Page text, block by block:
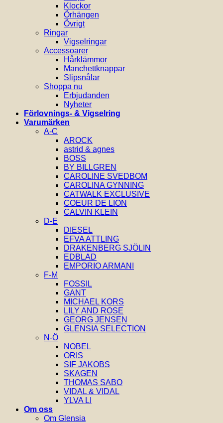
Klockor
Örhängen
Övrigt
Ringar
Vigselringar
Accessoarer
Hårklämmor
Manchettknappar
Slipsnålar
Shoppa nu
Erbjudanden
Nyheter
Förlovnings- & Vigselring
Varumärken
A-C
AROCK
astrid & agnes
BOSS
BY BILLGREN
CAROLINE SVEDBOM
CAROLINA GYNNING
CATWALK EXCLUSIVE
COEUR DE LION
CALVIN KLEIN
D-E
DIESEL
EFVA ATTLING
DRAKENBERG SJÖLIN
EDBLAD
EMPORIO ARMANI
F-M
FOSSIL
GANT
MICHAEL KORS
LILY AND ROSE
GEORG JENSEN
GLENSIA SELECTION
N-Ö
NOBEL
ORIS
SIF JAKOBS
SKAGEN
THOMAS SABO
VIDAL & VIDAL
YLVA LI
Om oss
Om Glensia